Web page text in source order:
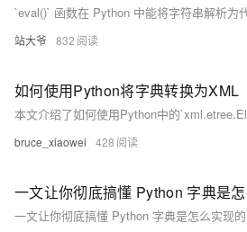
站大爷 832
如何使用Python将字典转换为XML
bruce_xiaowei 428
一文让你彻底搞懂 Python 字典是
一文让你彻底搞懂 Python 字典是怎么实现的